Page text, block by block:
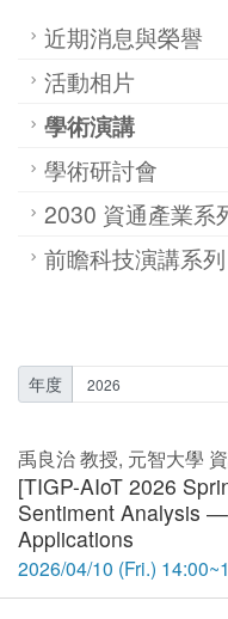
近期消息與榮譽
活動相片
學術演講
學術研討會
2030 資通產業系
前瞻科技演講系列
年度
禹良治 教授, 元智大學
[TIGP-AIoT 2026
Sentiment Analysis
Applications
2026/04/10 (Fri.)